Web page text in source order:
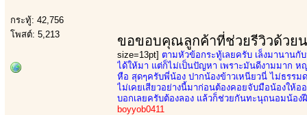
กระทู้: 42,756
โพสต์: 5,213
ขอขอบคุณลูกค้าที่ช่วยรีวิวด้วย
size=13pt] ตามหัวข้อกระทู้เลยครับ เล็งมานาน
ได้ให้มา แต่ก็ไม่เป็นปัญหา เพราะมันดีงามมาก
หือ สุดๆครับพี่น้อง ปากน้องข้าวเหนียวนี่ ไม่ธรรม
ไม่เคยเสียวอย่างนี้มาก่อนต้องคอยจับมือน้องให้
บอกเลยครับต้องลอง แล้วก็ช่วยกันทะนุถนอมน้อง
boyyob0411